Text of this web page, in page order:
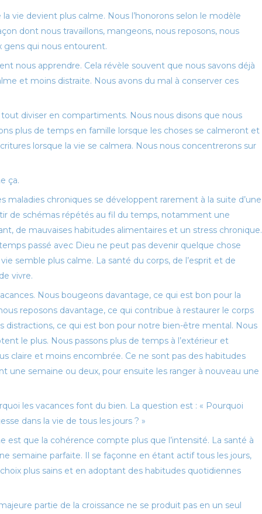
vie devient plus calme. Nous l’honorons selon le modèle
dont nous travaillons, mangeons, nous reposons, nous
qui nous entourent.
nous apprendre. Cela révèle souvent que nous savons déjà
et moins distraite. Nous avons du mal à conserver ces
diviser en compartiments. Nous nous disons que nous
plus de temps en famille lorsque les choses se calmeront et
lorsque la vie se calmera. Nous nous concentrerons sur
ça.
maladies chroniques se développent rarement à la suite d’une
de schémas répétés au fil du temps, notamment une
de mauvaises habitudes alimentaires et un stress chronique.
passé avec Dieu ne peut pas devenir quelque chose
semble plus calme. La santé du corps, de l’esprit et de
vivre.
Nous bougeons davantage, ce qui est bon pour la
reposons davantage, ce qui contribue à restaurer le corps
distractions, ce qui est bon pour notre bien-être mental. Nous
le plus. Nous passons plus de temps à l’extérieur et
claire et moins encombrée. Ce ne sont pas des habitudes
une semaine ou deux, pour ensuite les ranger à nouveau une
les vacances font du bien. La question est : « Pourquoi
dans la vie de tous les jours ? »
est que la cohérence compte plus que l’intensité. La santé à
semaine parfaite. Il se façonne en étant actif tous les jours,
plus sains et en adoptant des habitudes quotidiennes
partie de la croissance ne se produit pas en un seul